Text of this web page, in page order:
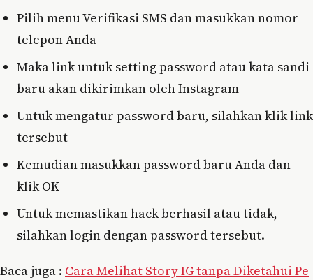
Pilih menu Verifikasi SMS dan masukkan nomor
telepon Anda
Maka link untuk setting password atau kata sandi
baru akan dikirimkan oleh Instagram
Untuk mengatur password baru, silahkan klik link
tersebut
Kemudian masukkan password baru Anda dan
klik OK
Untuk memastikan hack berhasil atau tidak,
silahkan login dengan password tersebut.
Baca juga : Cara Melihat Story IG tanpa Diketahui Pe